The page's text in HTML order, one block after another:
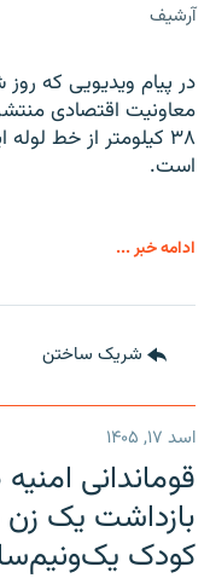
آرشیف
معاونیت اقتصادی
۳۸ کیلومتر از خط
است.
ادامه خبر ...
شریک ساختن
اسد ۱۷, ۱۴۰۵
قوماندانی
بازداشت یک
کودک